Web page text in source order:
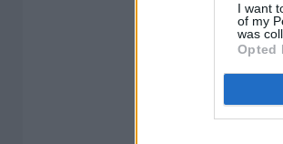
I want
of my
was
Opted